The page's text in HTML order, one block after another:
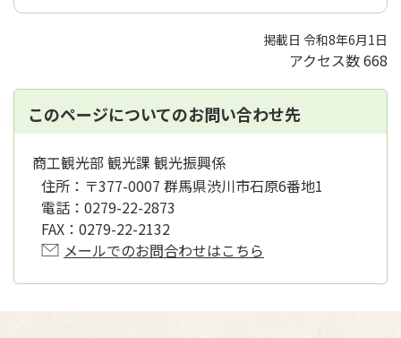
掲載日 令和8年6月1日
アクセス数668
このページについてのお問い合わせ先
商工観光部 観光課 観光振興係
住所： 〒377-0007 群馬県渋川市石原6番地1
電話： 0279-22-2873
FAX： 0279-22-2132
メールでのお問合わせはこちら